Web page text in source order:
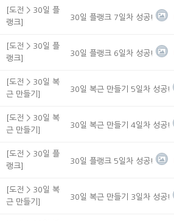
[도전 > 30일 플
랭크]
30일 플랭크 7일차 성공!
[도전 > 30일 플
랭크]
30일 플랭크 6일차 성공!
[도전 > 30일 복
근 만들기]
30일 복근 만들기 5일차 성공!
[도전 > 30일 복
근 만들기]
30일 복근 만들기 4일차 성공!
[도전 > 30일 플
랭크]
30일 플랭크 5일차 성공!
[도전 > 30일 복
근 만들기]
30일 복근 만들기 3일차 성공!